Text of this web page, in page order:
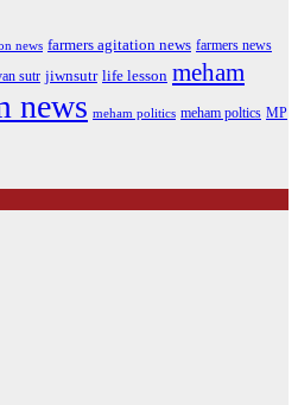
news farmers agitation news farmers news
sutr jiwnsutr life lesson meham
news meham politics meham poltics MP